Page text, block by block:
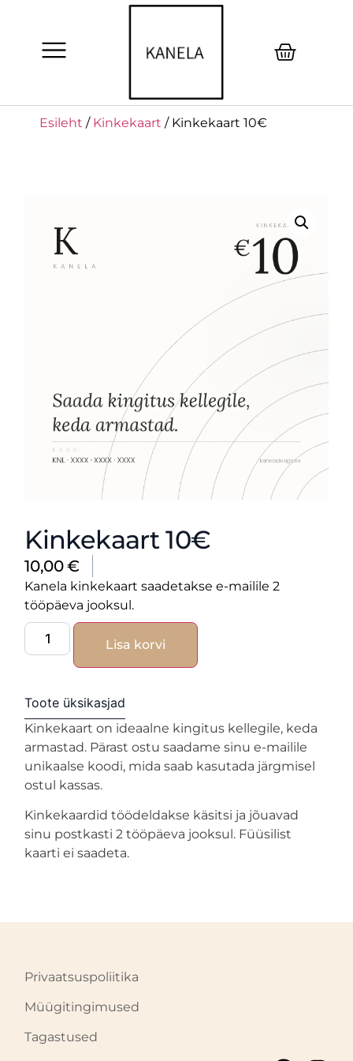
Esileht / Kinkekaart / Kinkekaart 10€
Kinkekaart 10€
10,00€
Kanela kinkekaart saadetakse e-mailile 2
tööpäeva jooksul.
Lisa korvi
Toote üksikasjad
Kinkekaart on ideaalne kingitus kellegile, keda
armastad. Pärast ostu saadame sinu e-mailile
unikaalse koodi, mida saab kasutada järgmisel
ostul kassas.
Kinkekaardid töödeldakse käsitsi ja jõuavad
sinu postkasti 2 tööpäeva jooksul. Füüsilist
kaarti ei saadeta.
Privaatsuspoliitika
Müügitingimused
Tagastused